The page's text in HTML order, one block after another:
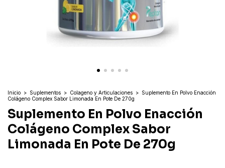
Inicio > Suplementos > Colageno y Articulaciones > Suplemento En Polvo Enacción
Colágeno Complex Sabor Limonada En Pote De 270g
Suplemento En Polvo Enacción
Colágeno Complex Sabor
Limonada En Pote De 270g